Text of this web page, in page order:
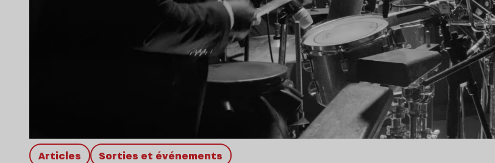
Articles Sorties et événements